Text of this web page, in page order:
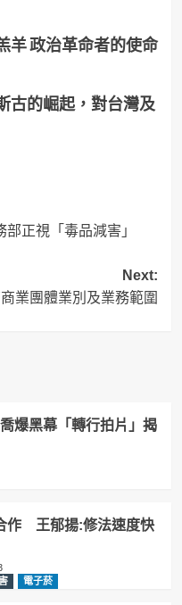
羊 政治革命者的使命
古的崛起，對台灣及
部正視「毒品減害」
Next:
業團體業別及業務範圍
爆黑幕「轉行拍片」揭
作 王郁揚:修法速度快
電子菸